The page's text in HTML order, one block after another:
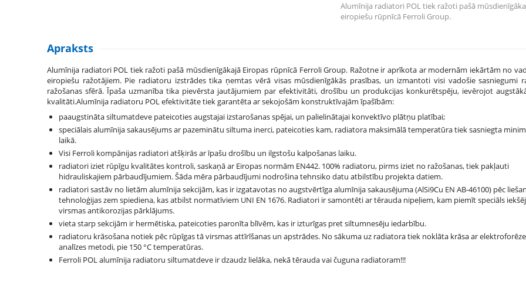
Alumīnija radiatori POL tiek ražoti pašā
eiropiešu rūpnīcā Ferroli Group.
Apraksts
Alumīnija radiatori POL tiek ražoti pašā mūsdienīgākajā Eiropas rūpnīcā Ferroli Group. Ražotne ir aprīkota ar modernām iekārtām no
eiropiešu ražotājiem. Pie radiatoru izstrādes tika ņemtas vērā visas mūsdienīgākās prasības, un izmantoti visi vadošie sasniegumi
ražošanas sfērā. Īpaša uzmanība tika pievērsta jautājumiem par efektivitāti, drošību un produkcijas konkurētspēju, ievērojot
kvalitāti.Alumīnija radiatoru POL efektivitāte tiek garantēta ar sekojošām konstruktīvajām īpašībām:
paaugstināta siltumatdeve pateicoties augstajai izstarošanas spējai, un palielinātajai konvektīvo plātņu platībai;
speciālais alumīnija sakausējums ar pazeminātu siltuma inerci, pateicoties kam, radiatora maksimālā temperatūra tiek sasniegta
laikā.
Visi Ferroli kompānijas radiatori atšķirās ar īpašu drošību un ilgstošu kalpošanas laiku.
radiatori iziet rūpīgu kvalitātes kontroli, saskaņā ar Eiropas normām EN442. 100% radiatoru, pirms iziet no ražošanas, tiek pakļauti
hidrauliskajiem pārbaudījumiem. Šāda mēra pārbaudījumi nodrošina tehnsiko datu atbilstību projekta datiem.
radiatori sastāv no lietām alumīnija sekcijām, kas ir izgatavotas no augstvērtīga alumīnija sakausējuma (AlSi9Cu EN AB-46100) pēc
tehnoloģijas zem spiediena, kas atbilst normatīviem UNI EN 1676. Radiatori ir samontēti ar tērauda nipeļiem, kam piemīt speciāls
virsmas antikorozijas pārklājums.
vieta starp sekcijām ir hermētiska, pateicoties paronīta blīvēm, kas ir izturīgas pret siltumnesēju iedarbību.
radiatoru krāsošana notiek pēc rūpīgas tā virsmas attīrīšanas un apstrādes. No sākuma uz radiatora tiek noklāta krāsa ar
analīzes metodi, pie 150 °С temperatūras.
Ferroli POL alumīnija radiatoru siltumatdeve ir dzaudz lielāka, nekā tērauda vai čuguna radiatoram!!!